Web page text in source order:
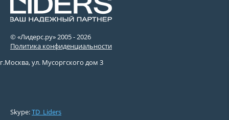
© «Лидерс.ру» 2005 -2026
Политика конфиденциальности
г.Москва, ул. Мусоргского дом 3
Skype:TD_Liders